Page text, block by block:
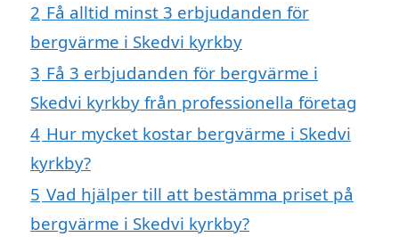
2 Få alltid minst 3 erbjudanden för
bergvärme i Skedvi kyrkby
3 Få 3 erbjudanden för bergvärme i
Skedvi kyrkby från professionella företag
4 Hur mycket kostar bergvärme i Skedvi
kyrkby?
5 Vad hjälper till att bestämma priset på
bergvärme i Skedvi kyrkby?